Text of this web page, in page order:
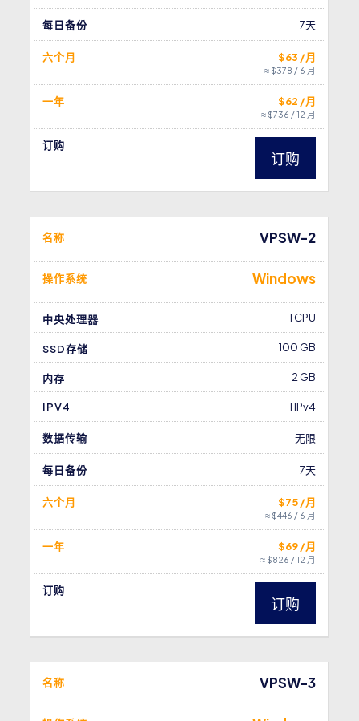
每日备份 7天
六个月 $63 /月
≈ $378 / 6 月
一年 $62 /月
≈ $736 / 12 月
订购
订购
名称 VPSW-2
操作系统 Windows
中央处理器 1 CPU
SSD存储 100 GB
内存 2 GB
IPV4 1 IPv4
数据传输 无限
每日备份 7天
六个月 $75 /月
≈ $446 / 6 月
一年 $69 /月
≈ $826 / 12 月
订购
订购
名称 VPSW-3